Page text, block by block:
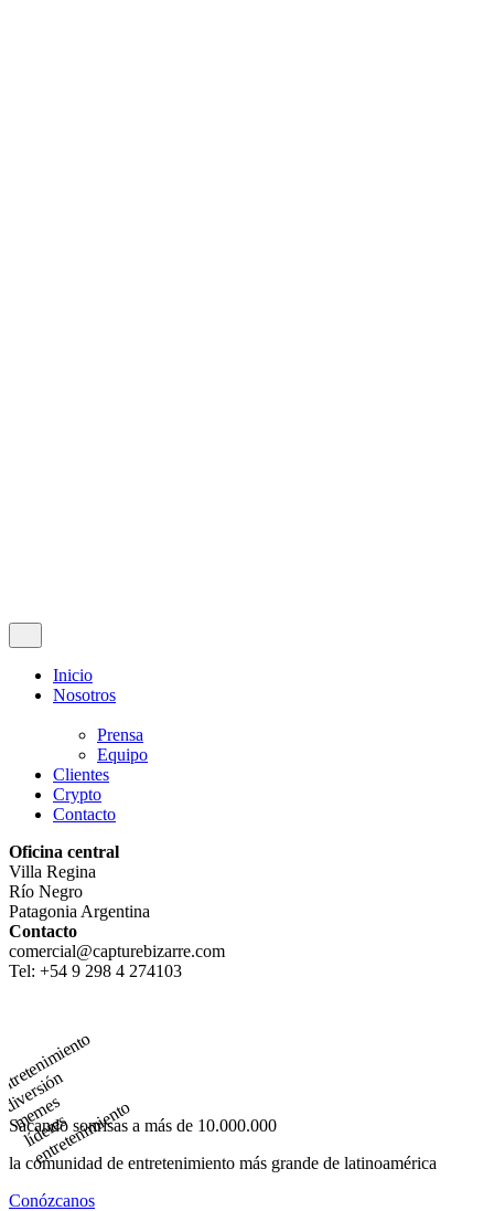
Inicio
Nosotros
Prensa
Equipo
Clientes
Crypto
Contacto
Oficina central
Villa Regina
Río Negro
Patagonia Argentina
Contacto
comercial@capturebizarre.com
Tel: +54 9 298 4 274103
diversión
memes
líderes
entretenimiento
Sacando sonrisas a más de 10.000.000
la comunidad de entretenimiento más grande de latinoamérica
Conózcanos